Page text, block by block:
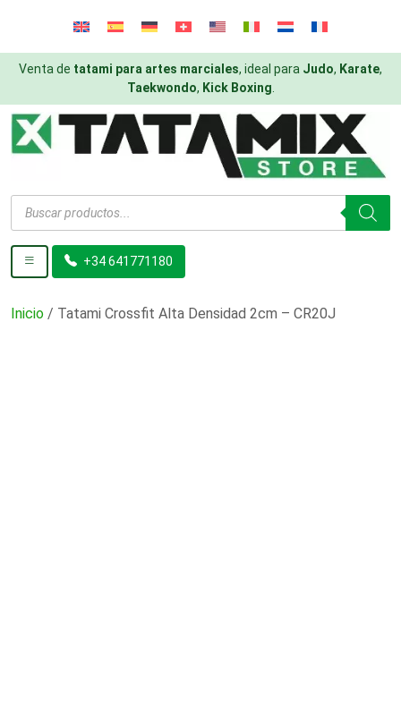
Venta de tatami para artes marciales, ideal para Judo, Karate,
Taekwondo, Kick Boxing
Búsqueda
de
productos
+34 641771180
Inicio / Tatami Crossfit Alta Densidad 2cm – CR20J